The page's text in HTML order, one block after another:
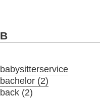
B
babysitterservice
bachelor (2)
back (2)